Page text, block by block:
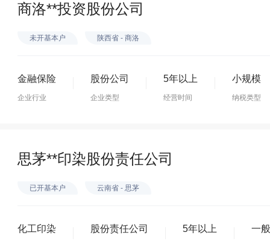
商洛**投资股份公司
未开基本户 陕西省 - 商洛
金融保险
企业行业
股份公司
企业类型
5年以上
经营时间
小规模
纳税类型
思茅**印染股份责任公司
已开基本户 云南省 - 思茅
化工印染 股份责任公司 5年以上 一